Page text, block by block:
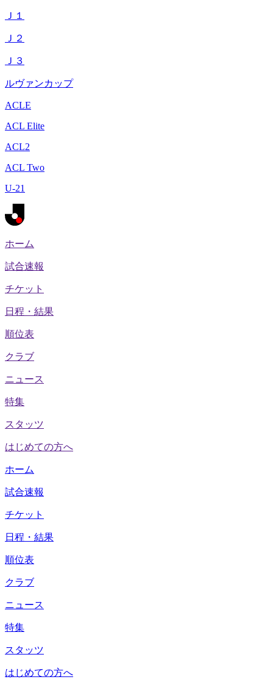
Ｊ１
Ｊ２
Ｊ３
ルヴァンカップ
ACLE
ACL Elite
ACL2
ACL Two
U-21
ホーム
試合速報
チケット
日程・結果
順位表
クラブ
ニュース
特集
スタッツ
はじめての方へ
ホーム
試合速報
チケット
日程・結果
順位表
クラブ
ニュース
特集
スタッツ
はじめての方へ